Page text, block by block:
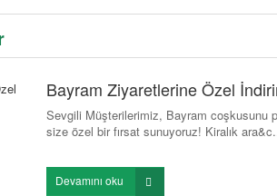
Bayram Ziyaretlerine Özel
Sevgili Müşterilerimiz, Bayram coşkusunu
size özel bir fırsat sunuyoruz! Kiralık
Devamını oku